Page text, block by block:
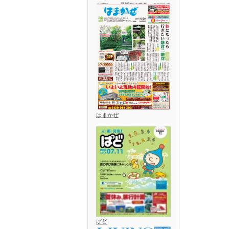
はまかぜ
ぱど